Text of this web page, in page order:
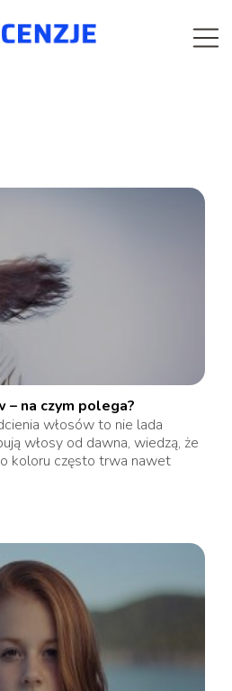
– na czym polega?
włosów to nie lada
włosy od dawna, wiedzą, że
koloru często trwa nawet